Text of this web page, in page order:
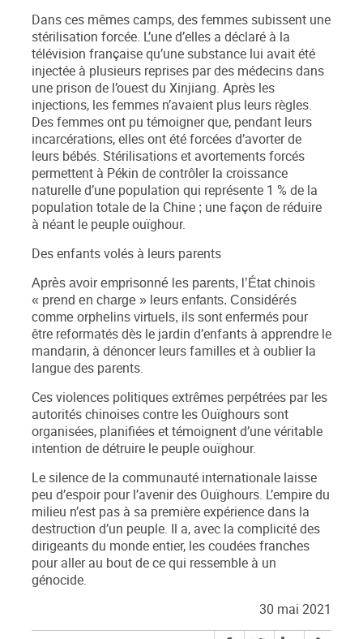
Dans ces mêmes camps, des femmes subissent une
stérilisation forcée. L’une d’elles a déclaré à la
télévision française qu’une substance lui avait été
injectée à plusieurs reprises par des médecins dans
une prison de l’ouest du Xinjiang. Après les
injections, les femmes n’avaient plus leurs règles.
Des femmes ont pu témoigner que, pendant leurs
incarcérations, elles ont été forcées d’avorter de
leurs bébés. Stérilisations et avortements forcés
permettent à Pékin de contrôler la croissance
naturelle d’une population qui représente 1 % de la
population totale de la Chine ; une façon de réduire
à néant le peuple ouïghour.
Des enfants volés à leurs parents
Après avoir emprisonné les parents, l’État chinois
« prend en charge » leurs enfants. Considérés
comme orphelins virtuels, ils sont enfermés pour
être reformatés dès le jardin d’enfants à apprendre le
mandarin, à dénoncer leurs familles et à oublier la
langue des parents.
Ces violences politiques extrêmes perpétrées par les
autorités chinoises contre les Ouïghours sont
organisées, planifiées et témoignent d’une véritable
intention de détruire le peuple ouïghour.
Le silence de la communauté internationale laisse
peu d’espoir pour l’avenir des Ouïghours. L’empire du
milieu n’est pas à sa première expérience dans la
destruction d’un peuple. Il a, avec la complicité des
dirigeants du monde entier, les coudées franches
pour aller au bout de ce qui ressemble à un
génocide.
30 mai 2021